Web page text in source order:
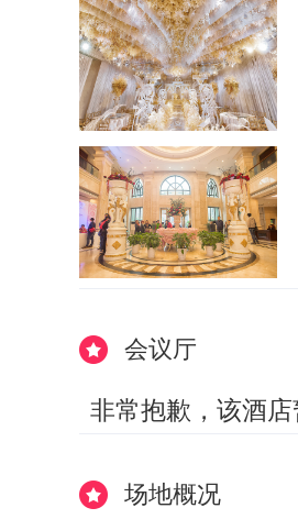
会议厅
非常抱歉，该酒
场地概况